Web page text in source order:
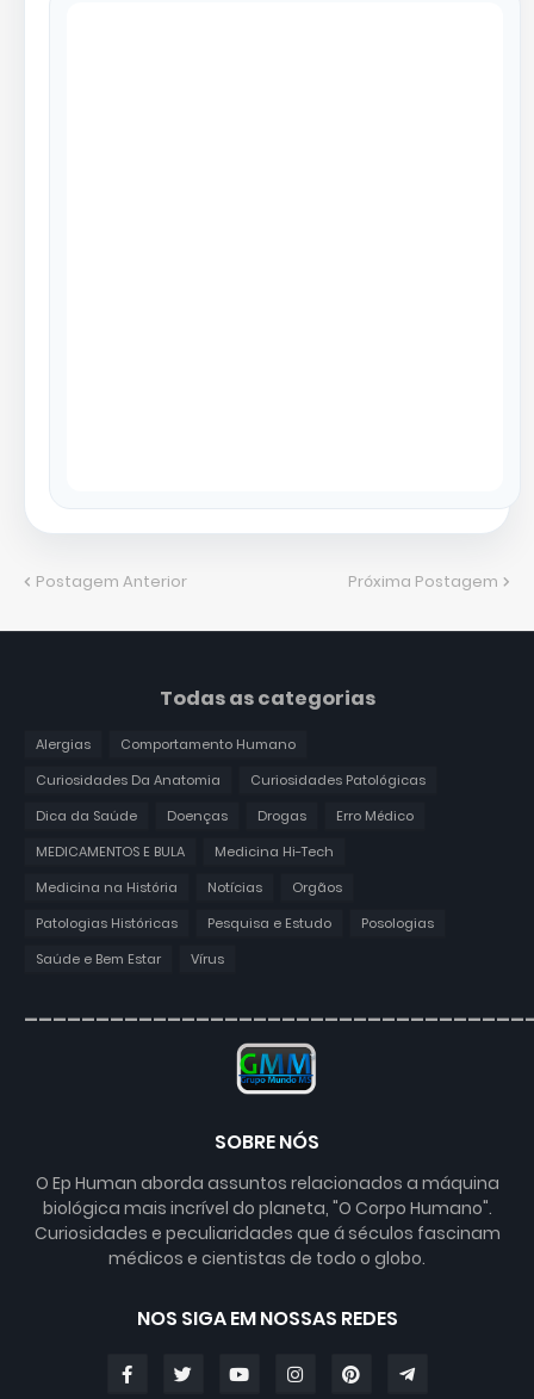
Postagem Anterior Próxima Postagem
Todas as categorias
Alergias
Comportamento Humano
Curiosidades Da Anatomia
Curiosidades Patológicas
Dica da Saúde
Doenças Drogas
Erro Médico
MEDICAMENTOS E BULA
Medicina Hi-Tech
Medicina na História
Notícias
Orgãos
Patologias Históricas
Pesquisa e Estudo
Posologias
Saúde e Bem Estar
Vírus
SOBRE NÓS
O Ep Human aborda assuntos relacionados a máquina
biológica mais incrível do planeta, "O Corpo Humano".
Curiosidades e peculiaridades que á séculos fascinam
médicos e cientistas de todo o globo.
NOS SIGA EM NOSSAS REDES